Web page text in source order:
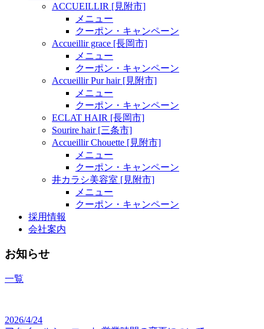
ACCUEILLIR [見附市]
メニュー
クーポン・キャンペーン
Accueillir grace [長岡市]
メニュー
クーポン・キャンペーン
Accueillir Pur hair [見附市]
メニュー
クーポン・キャンペーン
ECLAT HAIR [長岡市]
Sourire hair [三条市]
Accueillir Chouette [見附市]
メニュー
クーポン・キャンペーン
井カラシ美容室 [見附市]
メニュー
クーポン・キャンペーン
採用情報
会社案内
お知らせ
一覧
2026/4/24